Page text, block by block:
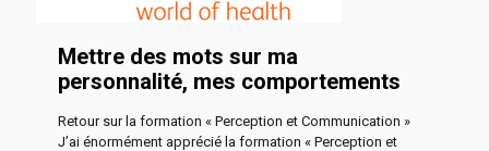
Mettre des mots sur ma
personnalité, mes comportements
Retour sur la formation « Perception et Communication »
J’ai énormément apprécié la formation « Perception et